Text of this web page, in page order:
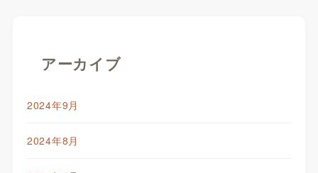
アーカイブ
2024年9月
2024年8月